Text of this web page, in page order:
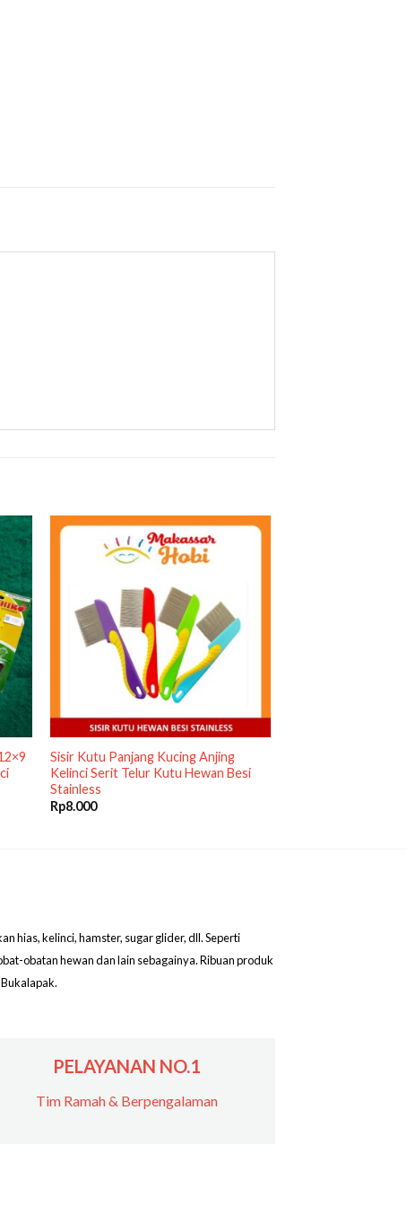
Sisir Kutu Panjang Kucing Anjing
Kelinci Serit Telur Kutu Hewan Besi
Stainless
Rp8.000
hias, kelinci, hamster, sugar glider, dll. Seperti
obatan hewan dan lain sebagainya. Ribuan produk
PELAYANAN NO.1
Tim Ramah & Berpengalaman